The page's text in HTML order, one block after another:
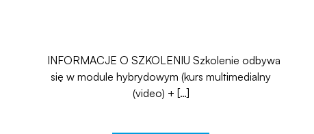
INFORMACJE O SZKOLENIU Szkolenie odbywa
się w module hybrydowym (kurs multimedialny
(video) + […]